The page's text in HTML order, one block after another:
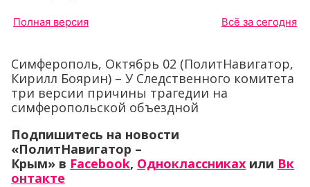
Полная версия Всё за сегодня
Симферополь, Октябрь 02 (ПолитНавигатор,
Кирилл Боярин) – У Следственного комитета
три версии причины трагедии на
симферопольской объездной
Подпишитесь на новости
«ПолитНавигатор –
Крым» в Facebook, Одноклассниках или Вк
онтакте